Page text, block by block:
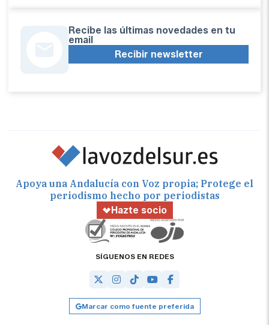
Recibe las últimas novedades en tu
email
Recibir newsletter
Apoya una Andalucía con Voz propia; Protege el
periodismo hecho por periodistas
Hazte socio
SÍGUENOS EN REDES
Marcar como fuente preferida